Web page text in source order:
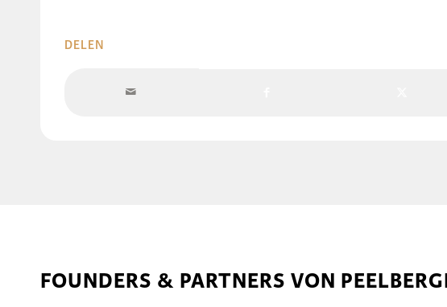
DELEN
FOUNDERS & PARTNERS VON